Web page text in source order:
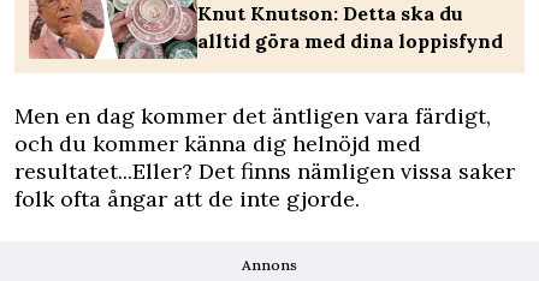
Knut Knutson: Detta ska du
alltid göra med dina loppisfynd
Men en dag kommer det äntligen vara färdigt,
och du kommer känna dig helnöjd med
resultatet...Eller? Det finns nämligen vissa saker
folk ofta ångar att de inte gjorde.
Annons